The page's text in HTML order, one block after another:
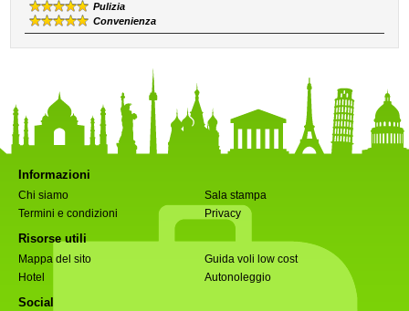
Pulizia
Convenienza
Informazioni
Chi siamo
Sala stampa
Termini e condizioni
Privacy
Risorse utili
Mappa del sito
Guida voli low cost
Hotel
Autonoleggio
Social